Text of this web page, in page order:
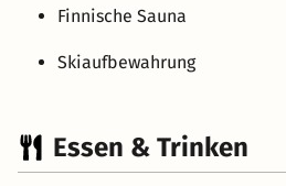
Finnische Sauna
Skiaufbewahrung
Essen & Trinken